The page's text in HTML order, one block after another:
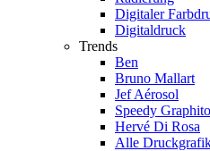
Digitaler
Digitaldruck
Trends
Ben
Bruno Mallart
Jef Aérosol
Speedy Graphito
Hervé Di Rosa
Alle